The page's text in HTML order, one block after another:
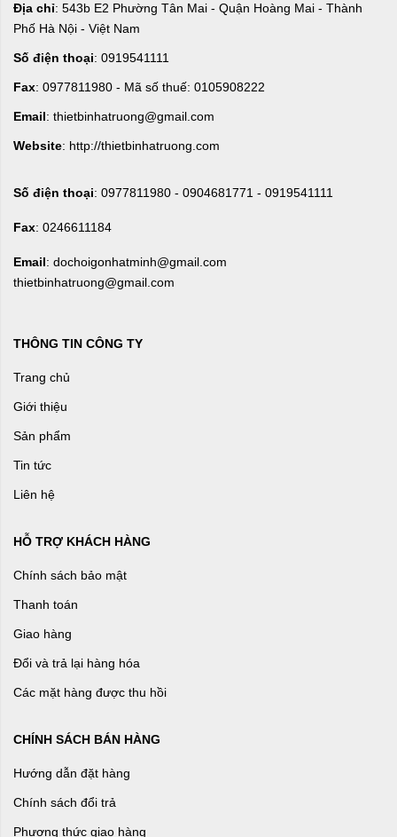
Địa chỉ: 543b E2 Phường Tân Mai - Quận Hoàng Mai - Thành
Phố Hà Nội - Việt Nam
Số điện thoại: 0919541111
Fax: 0977811980 - Mã số thuế: 0105908222
Email: thietbinhatruong@gmail.com
Website: http://thietbinhatruong.com
Số điện thoại: 0977811980 - 0904681771 - 0919541111
Fax: 0246611184
Email: dochoigonhatminh@gmail.com
thietbinhatruong@gmail.com
THÔNG TIN CÔNG TY
Trang chủ
Giới thiệu
Sản phẩm
Tin tức
Liên hệ
HỖ TRỢ KHÁCH HÀNG
Chính sách bảo mật
Thanh toán
Giao hàng
Đổi và trả lại hàng hóa
Các mặt hàng được thu hồi
CHÍNH SÁCH BÁN HÀNG
Hướng dẫn đặt hàng
Chính sách đổi trả
Phương thức giao hàng